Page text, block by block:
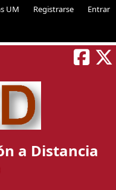
UM Registrarse Entrar
a Distancia